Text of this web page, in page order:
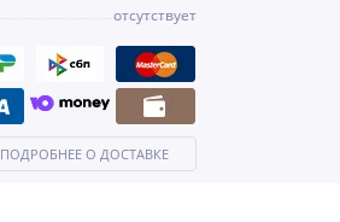
отсутствует
ПОДРОБНЕЕ О ДОСТАВКЕ